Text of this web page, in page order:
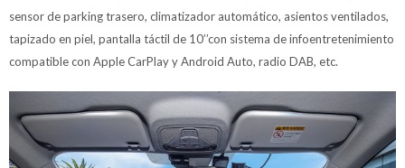
sensor de parking trasero, climatizador automático, asientos ventilados,
tapizado en piel, pantalla táctil de 10’’con sistema de infoentretenimiento
compatible con Apple CarPlay y Android Auto, radio DAB, etc.